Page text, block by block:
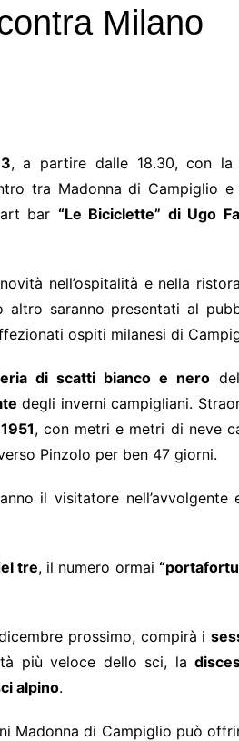
Milano
, a partire dalle 18.30, con la
tra Madonna di Campiglio
bar “Le Biciclette” di Ugo
nell’ospitalità e nella
saranno presentati al
ospiti milanesi di
di scatti bianco e nero
degli inverni campigliani.
1951, con metri e metri di neve
Pinzolo per ben 47 giorni.
il visitatore nell’avvolgente
tre, il numero ormai
prossimo, compirà i
più veloce dello sci, la
alpino.
Madonna di Campiglio può